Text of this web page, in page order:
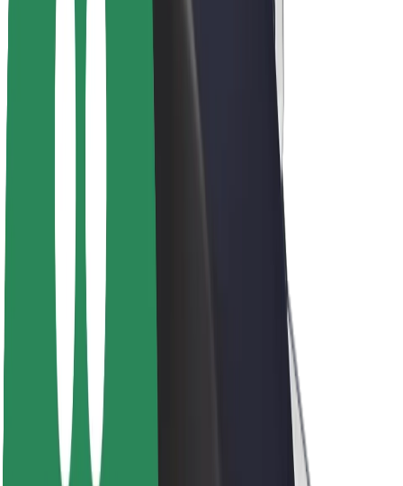
Cariere
Manual de brand
Misiune
Conducere
Brand
Presă
Fondul Urban
Siguranță